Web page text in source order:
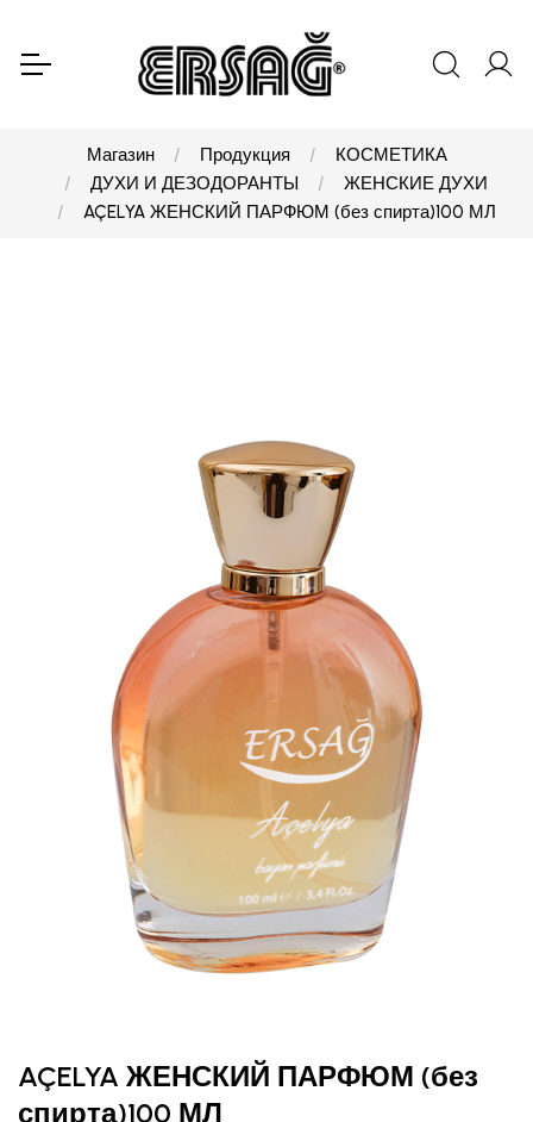
Магазин Продукция
КОСМЕТИКА
ДУХИ И ДЕЗОДОРАНТЫ
ЖЕНСКИЕ ДУХИ
AÇELYA ЖЕНСКИЙ ПАРФЮМ (без спирта)100 МЛ
AÇELYA ЖЕНСКИЙ ПАРФЮМ (без
спирта)100 МЛ